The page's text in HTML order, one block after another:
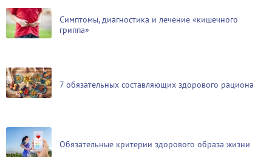
Симптомы, диагностика и лечение «кишечного
гриппа»
7 обязательных составляющих здорового рациона
Обязательные критерии здорового образа жизни